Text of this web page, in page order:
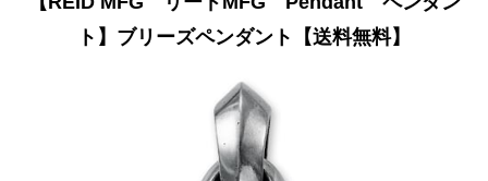
ト】ブリーズペンダント【送料無料】